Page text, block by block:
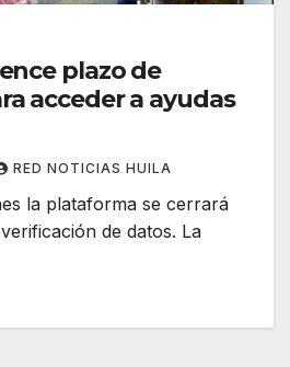
plazo de
acceder a ayudas
RED NOTICIAS HUILA
la plataforma se cerrará
de datos. La